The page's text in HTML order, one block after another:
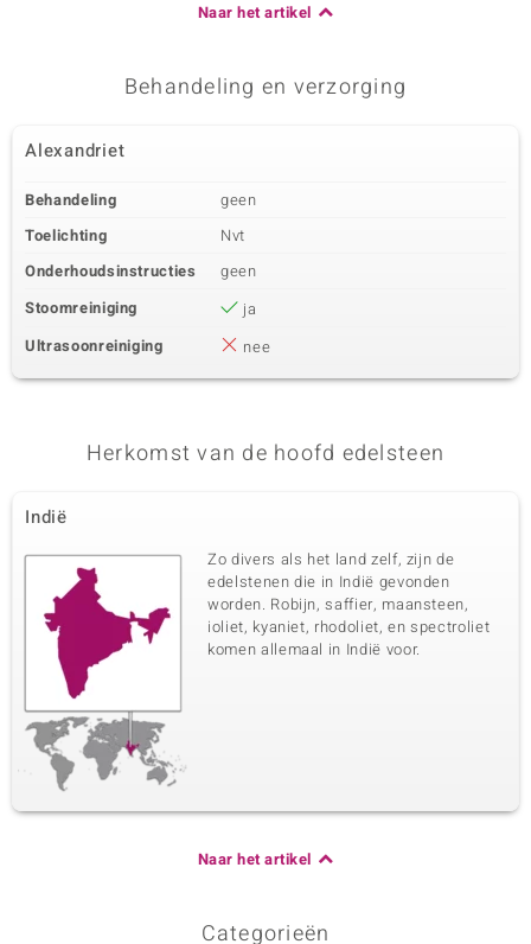
Aantal en grootte
14 à 1,2 mm
0,186 ct
Prong
Naar het artikel
Behandeling en verzorging
Alexandriet
Behandeling
geen
Toelichting
Nvt
Onderhoudsinstructies
geen
Stoomreiniging
ja
Ultrasoonreiniging
nee
Herkomst van de hoofd edelsteen
Indië
Zo divers als het land zelf, zijn de
edelstenen die in Indië gevonden
worden. Robijn, saffier, maansteen,
ioliet, kyaniet, rhodoliet, en spectroliet
komen allemaal in Indië voor.
Naar het artikel
Categorieën